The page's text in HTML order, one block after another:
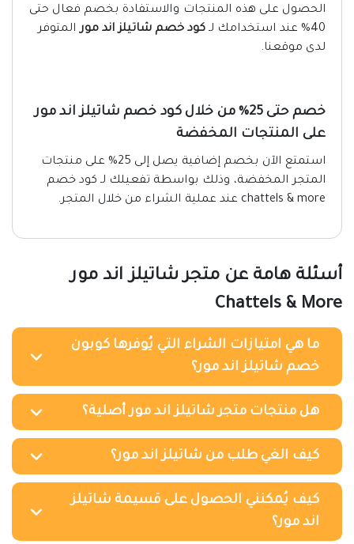
الحصول على هذه المنتجات والاستفادة بخصم فعال حتى
40% عند استخدامك لـ
كود خصم شاتيلز اند مورالمتوفر
لدى موقعنا.
خصم حتى 25% من خلال كود خصم شاتيلز اند مور
على المنتجات المخفضة
استمتع الآن بخصم إضافية يصل إلى 25% على منتجات
المتجر المخفضة، وذلك بواسطة تفعيلك لـ كود خصم
chattels & more عند عملية الشراء من خلال المتجر.
أسئلة هامة عن متجر شاتيلز اند مور
Chattels & More
ما هي امتيازات الشراء التي يُوفرها كوبون
خصم شاتيلز اند مور؟
هل منتجات متجر شاتيلز اند مور أصلية؟
كيف الغي طلب من شاتيلز اند مور؟
كيف يُمكنني الحصول على قسيمة شاتيلز
اند مور؟